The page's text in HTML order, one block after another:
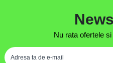
Nu rata ofertele